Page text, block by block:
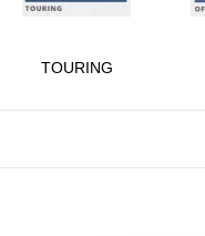
TOURING